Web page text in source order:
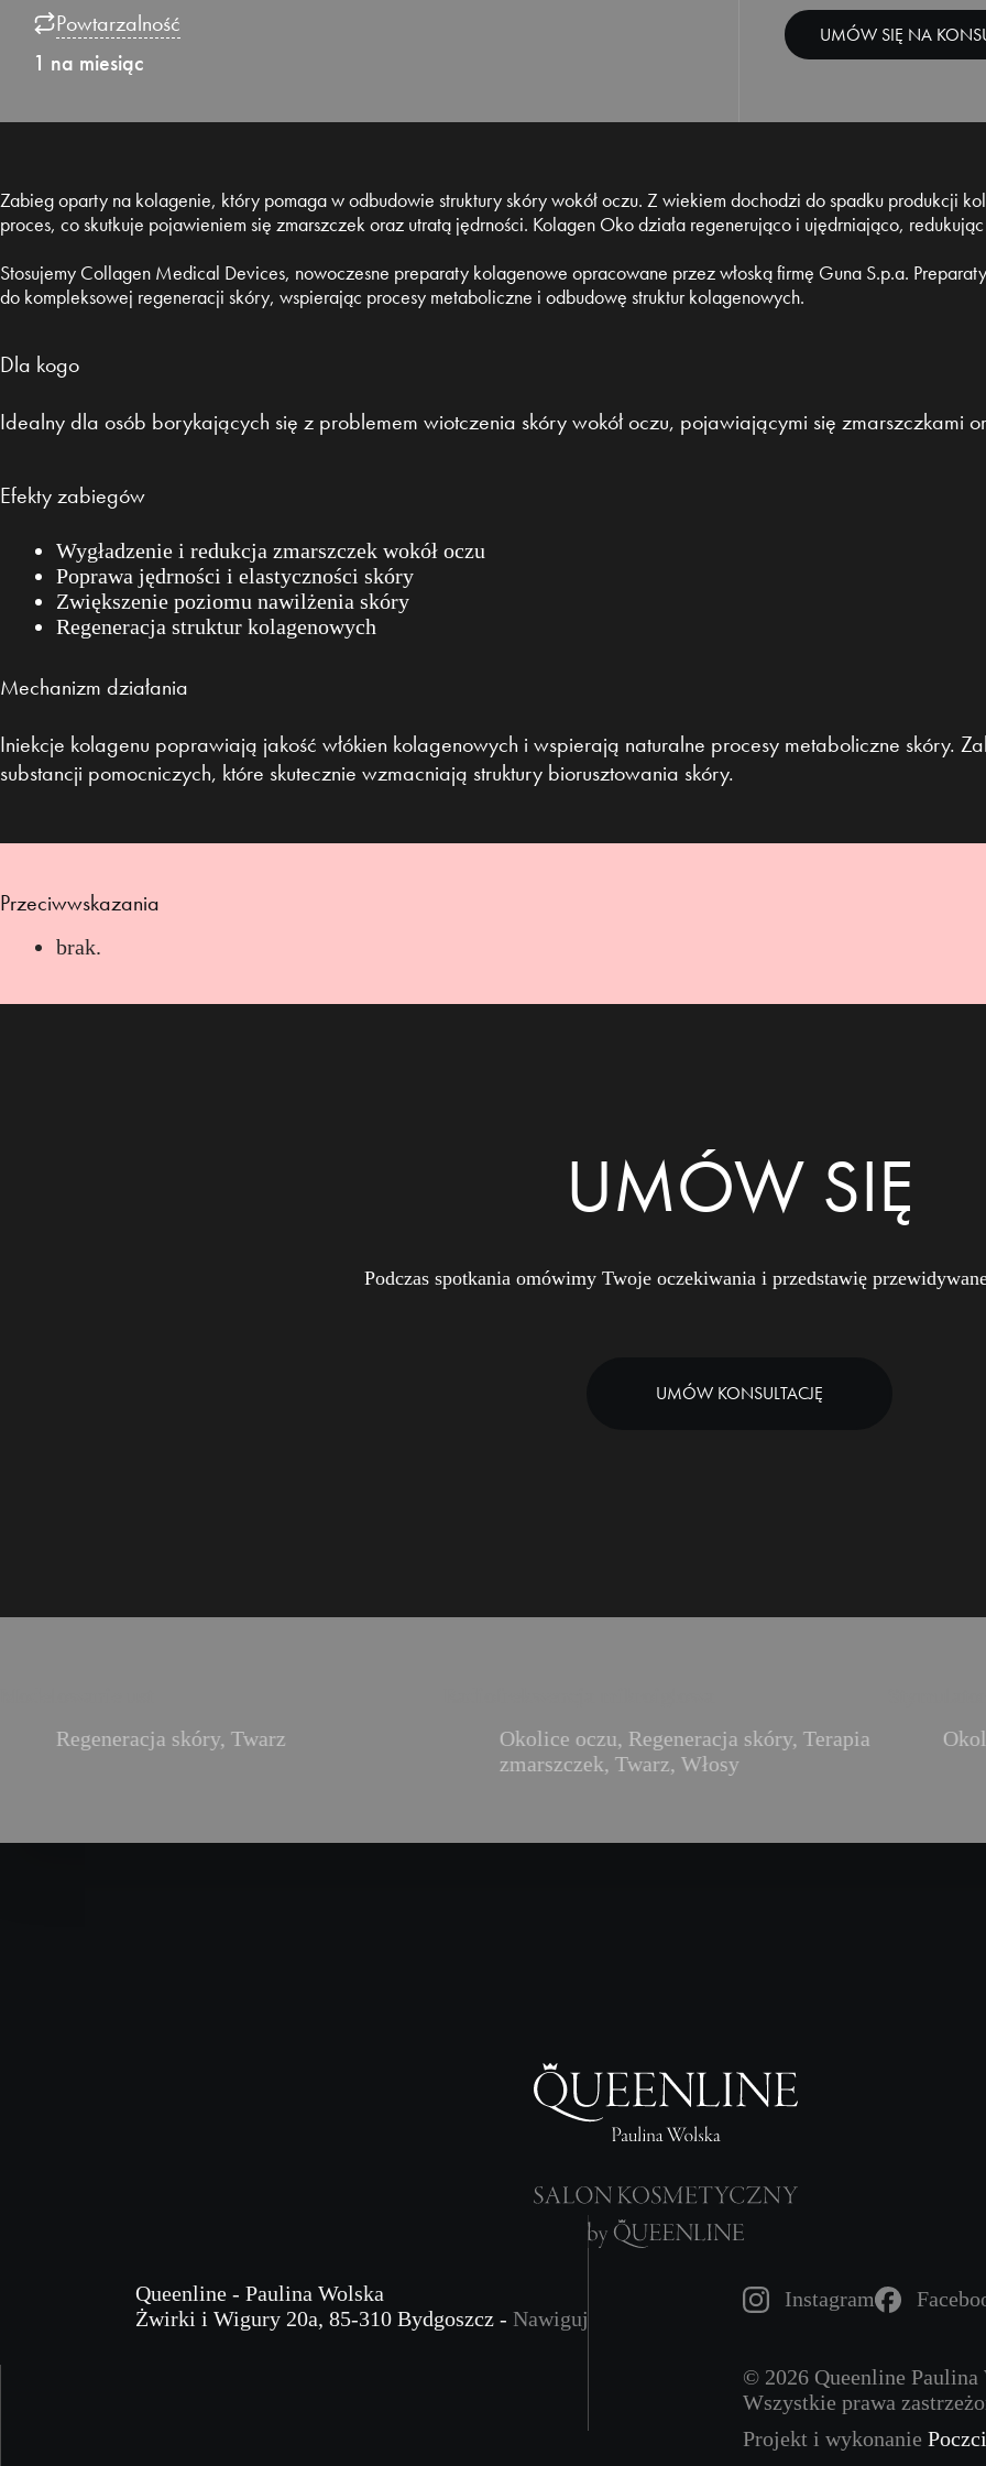
Powtarzalność
1 na miesiąc
UMÓW SIĘ NA
Zabieg oparty na kolagenie, który pomaga w odbudowie struktury skóry wokół oczu. Z wiekiem dochodzi do spadku produkcji
proces, co skutkuje pojawieniem się zmarszczek oraz utratą jędrności. Kolagen Oko działa regenerująco i ujędrniająco,
Stosujemy Collagen Medical Devices, nowoczesne preparaty kolagenowe opracowane przez włoską firmę Guna S.p.a.
do kompleksowej regeneracji skóry, wspierając procesy metaboliczne i odbudowę struktur kolagenowych.
Dla kogo
Idealny dla osób borykających się z problemem wiotczenia skóry wokół oczu, pojawiającymi się zmarszczkami
Efekty zabiegów
Wygładzenie i redukcja zmarszczek wokół oczu
Poprawa jędrności i elastyczności skóry
Zwiększenie poziomu nawilżenia skóry
Regeneracja struktur kolagenowych
Mechanizm działania
Iniekcje kolagenu poprawiają jakość włókien kolagenowych i wspierają naturalne procesy metaboliczne skóry.
substancji pomocniczych, które skutecznie wzmacniają struktury biorusztowania skóry.
Przeciwwskazania
brak.
UMÓW SIĘ
Podczas spotkania omówimy Twoje oczekiwania i przedstawię
UMÓW KONSULTACJĘ
Regeneracja skóry, Twarz
Okolice oczu, Regeneracja skóry, Terapia
zmarszczek, Twarz, Włosy
Queenline - Paulina Wolska
Żwirki i Wigury 20a, 85-310 Bydgoszcz - Nawiguj
Instagram
© 2026 Queenline Paulina
Wszystkie prawa
Projekt i wykonanie